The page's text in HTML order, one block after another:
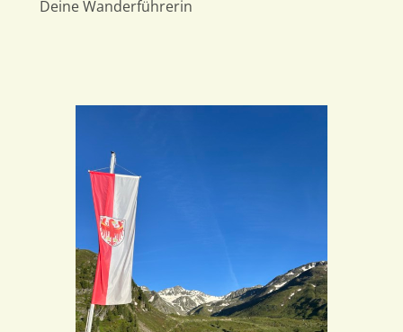
Deine Wanderführerin